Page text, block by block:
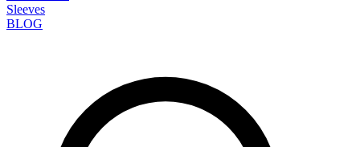
Sleeves
BLOG